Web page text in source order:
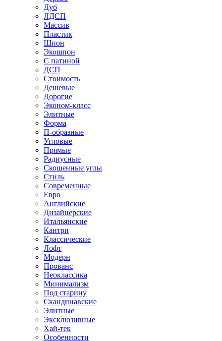
Дуб
ЛДСП
Массив
Пластик
Шпон
Экошпон
С патиной
ДСП
Стоимость
Дешевые
Дорогие
Эконом-класс
Элитные
Форма
П-образные
Угловые
Прямые
Радиусные
Скошенные углы
Стиль
Современные
Евро
Английские
Дизайнерские
Итальянские
Кантри
Классические
Лофт
Модерн
Прованс
Неоклассика
Минимализм
Под старину
Скандинавские
Элитные
Эксклюзивные
Хай-тек
Особенности